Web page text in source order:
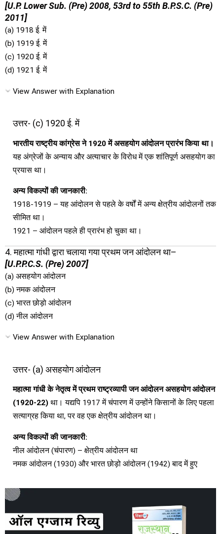
[U.P. Lower Sub. (Pre) 2008, 53rd to 55th B.P.S.C. (Pre)
2011]
(a) 1918 ई. में
(b) 1919 ई. में
(c) 1920 ई. में
(d) 1921 ई. में
View Answer with Explanation
उत्तर- (c) 1920 ई. में
भारतीय राष्ट्रीय कांग्रेस ने 1920 में असहयोग आंदोलन प्रारंभ किया था।
यह अंग्रेजों के अन्याय और अत्याचार के विरोध में एक शांतिपूर्ण असहयोग का
प्रयास था।
अन्य विकल्पों की जानकारी:
1918-1919 – यह आंदोलन से पहले के वर्षों में अन्य क्षेत्रीय आंदोलनों तक
सीमित था।
1921 – आंदोलन पहले ही प्रारंभ हो चुका था।
4. महात्मा गांधी द्वारा चलाया गया प्रथम जन आंदोलन था–
[U.P.P.C.S. (Pre) 2007]
(a) असहयोग आंदोलन
(b) नमक आंदोलन
(c) भारत छोड़ो आंदोलन
(d) नील आंदोलन
View Answer with Explanation
उत्तर- (a) असहयोग आंदोलन
महात्मा गांधी के नेतृत्व में प्रथम राष्ट्रव्यापी जन आंदोलन असहयोग आंदोलन
(1920-22) था। यद्यपि 1917 में चंपारण में उन्होंने किसानों के लिए पहला
सत्याग्रह किया था, पर वह एक क्षेत्रीय आंदोलन था।
अन्य विकल्पों की जानकारी:
नील आंदोलन (चंपारण) – क्षेत्रीय आंदोलन था
नमक आंदोलन (1930) और भारत छोड़ो आंदोलन (1942) बाद में हुए